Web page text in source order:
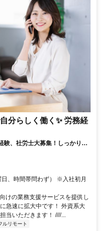
分らしく働く✨ 労務経
験、社労士大募集！しっかり稼
、時間帯問わず） ※入社初月
の業務支援サービスを提供し
急速に拡大中です！ 外資系大
当いただきます！ ////...
ルリモート